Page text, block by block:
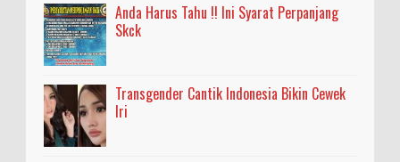
Anda Harus Tahu !! Ini Syarat Perpanjang
Skck
Transgender Cantik Indonesia Bikin Cewek
Iri